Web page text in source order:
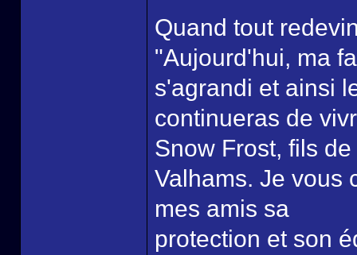
Quand tout
"Aujourd'hui, ma
s'agrandi et ainsi
continueras de
Snow Frost, fils
Valhams. Je vous
mes amis sa
protection et son